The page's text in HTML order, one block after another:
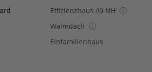
Effizienzhaus 40 NH
Walmdach
Einfamilienhaus